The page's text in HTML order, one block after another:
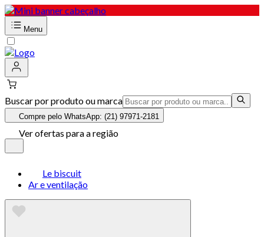
Menu
Buscar por produto ou marca
Compre pelo WhatsApp: (21) 97971-2181
Ver ofertas para a região
Le biscuit
Ar e ventilação